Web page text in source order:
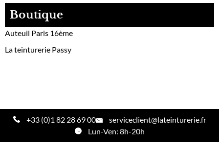
Boutique
Auteuil Paris 16ème
La teinturerie Passy
+33 (0)1 82 28 69 00
serviceclient@lateinturerie.fr
Lun-Ven: 8h-20h